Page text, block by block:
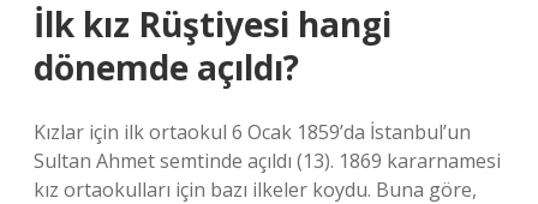
İlk kız Rüştiyesi hangi
dönemde açıldı?
Kızlar için ilk ortaokul 6 Ocak 1859’da İstanbul’un
Sultan Ahmet semtinde açıldı (13). 1869 kararnamesi
kız ortaokulları için bazı ilkeler koydu. Buna göre,